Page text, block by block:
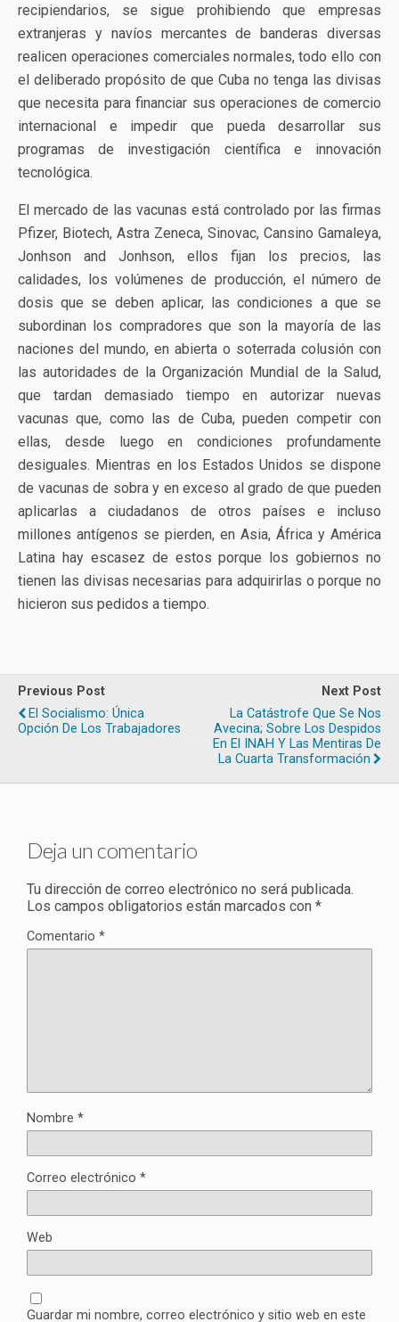
recipiendarios, se sigue prohibiendo que empresas
extranjeras y navíos mercantes de banderas diversas
realicen operaciones comerciales normales, todo ello con
el deliberado propósito de que Cuba no tenga las divisas
que necesita para financiar sus operaciones de comercio
internacional e impedir que pueda desarrollar sus
programas de investigación científica e innovación
tecnológica.
El mercado de las vacunas está controlado por las firmas
Pfizer, Biotech, Astra Zeneca, Sinovac, Cansino Gamaleya,
Jonhson and Jonhson, ellos fijan los precios, las
calidades, los volúmenes de producción, el número de
dosis que se deben aplicar, las condiciones a que se
subordinan los compradores que son la mayoría de las
naciones del mundo, en abierta o soterrada colusión con
las autoridades de la Organización Mundial de la Salud,
que tardan demasiado tiempo en autorizar nuevas
vacunas que, como las de Cuba, pueden competir con
ellas, desde luego en condiciones profundamente
desiguales. Mientras en los Estados Unidos se dispone
de vacunas de sobra y en exceso al grado de que pueden
aplicarlas a ciudadanos de otros países e incluso
millones antígenos se pierden, en Asia, África y América
Latina hay escasez de estos porque los gobiernos no
tienen las divisas necesarias para adquirirlas o porque no
hicieron sus pedidos a tiempo.
Previous Post
El Socialismo: Única
Opción De Los Trabajadores
Next Post
La Catástrofe Que Se Nos
Avecina; Sobre Los Despidos
En El INAH Y Las Mentiras De
La Cuarta Transformación
Deja un comentario
Tu dirección de correo electrónico no será publicada.
Los campos obligatorios están marcados con *
Comentario *
Nombre *
Correo electrónico *
Web
Guardar mi nombre, correo electrónico y sitio web en este